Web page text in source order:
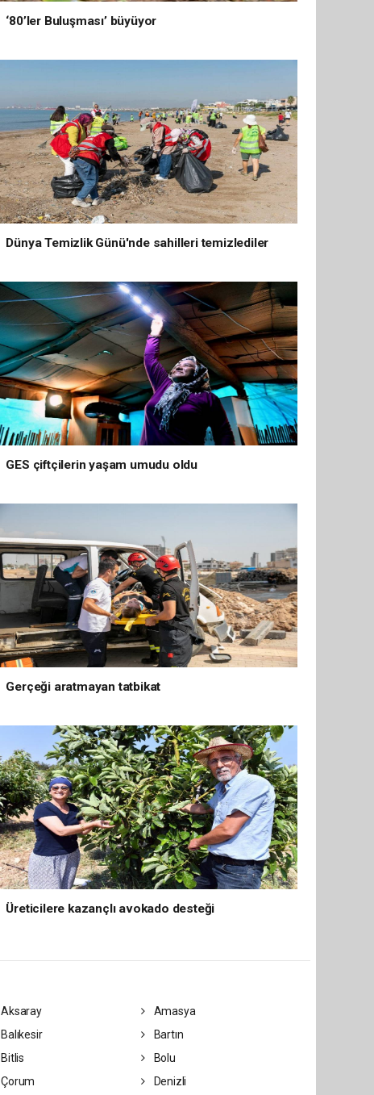
‘80’ler Buluşması’ büyüyor
Dünya Temizlik Günü'nde sahilleri temizlediler
GES çiftçilerin yaşam umudu oldu
Gerçeği aratmayan tatbikat
Üreticilere kazançlı avokado desteği
Aksaray
Amasya
Balıkesir
Bartın
Bitlis
Bolu
Çorum Denizli